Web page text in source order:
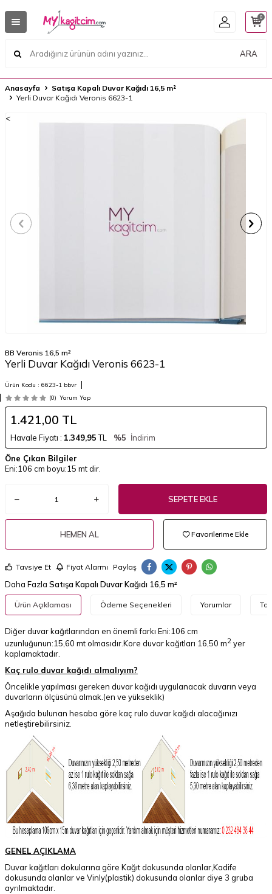
ARA
0
Anasayfa
Satışa Kapalı Duvar Kağıdı 16,5 m²
Yerli Duvar Kağıdı Veronis 6623-1
<
BB Veronis 16,5 m²
Yerli Duvar Kağıdı Veronis 6623-1
Ürün Kodu : 6623-1 bbvr
(0) Yorum Yap
1.421,00 TL
Havale Fiyatı : 1.349,95TL %5 İndirim
Öne Çıkan Bilgiler
Eni:106 cm boyu:15 mt dir.
SEPETE EKLE
HEMEN AL Favorilerime Ekle
Tavsiye Et Fiyat Alarmı Paylaş
Daha Fazla Satışa Kapalı Duvar Kağıdı 16,5 m²
Ürün Açıklaması Ödeme Seçenekleri Yorumlar
Diğer duvar kağıtlarından en önemli farkı Eni:106 cm
uzunluğunun:15,60 mt olmasıdır.Kore duvar kağıtları 16,50 m2 yer
kaplamaktadır.
Kaç rulo duvar kağıdı almalıyım?
Öncelikle yapılması gereken duvar kağıdı uygulanacak duvarın veya
duvarların ölçüsünü almak.(en ve yükseklik)
Aşağıda bulunan hesaba göre kaç rulo duvar kağıdı alacağınızı
netleştirebilirsiniz.
GENEL AÇIKLAMA
Duvar kağıtları dokularına göre Kağıt dokusunda olanlar,Kadife
dokusunda olanlar ve Vinly(plastik) dokusunda olanlar diye 3 gruba
ayrılmaktadır.